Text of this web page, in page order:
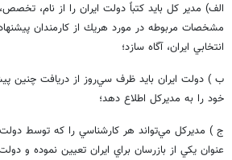
الف) مدير كل بايد كتباً دولت ايران را از نام،
مشخصات مربوطه در مورد هريك از كارمندان
انتخابي ايران، آگاه سازد؛
ب ) دولت ايران بايد ظرف سي‌روز از دريافت چنين
خود را به مديركل اطلاع دهد؛
ج ) مديركل مي‌تواند هر كارشناسي را كه توسط دولت
عنوان يكي از بازرسان براي ايران تعيين نموده و